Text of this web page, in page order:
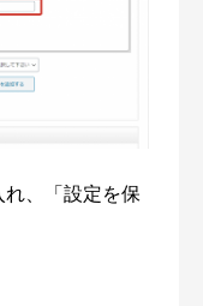
、「設定を保